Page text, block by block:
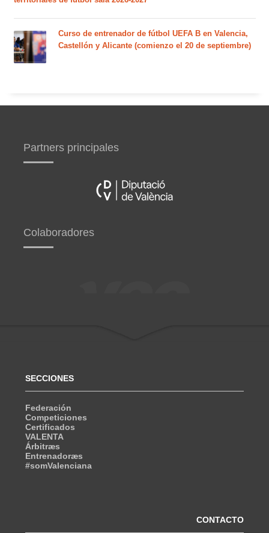
Curso de entrenador de fútbol UEFA B en Valencia,
Castellón y Alicante (comienzo el 20 de septiembre)
Partners principales
Colaboradores
SECCIONES
Federación
Competiciones
Certificados
VALENTA
Árbitræs
Entrenadoræs
#somValenciana
CONTACTO